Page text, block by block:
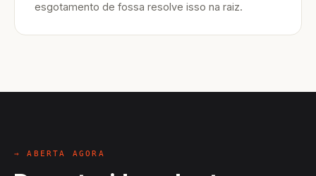
esgotamento de fossa resolve isso na raiz.
→ ABERTA AGORA